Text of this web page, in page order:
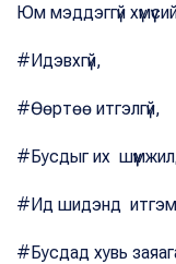
Юм мэддэггүй
#Идэвхгүй,
#Өөртөө итгэлгүй,
#Бусдыг их
#Ид шидэнд
#Бусдад хувь